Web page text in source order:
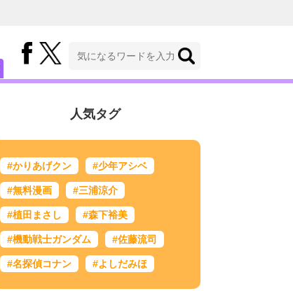
人気タグ
#かりあげクン #少年アシベ
#無料漫画 #三浦涼介
#植田まさし #森下裕美
#機動戦士ガンダム #佐藤流司
#名探偵コナン #よしだみほ